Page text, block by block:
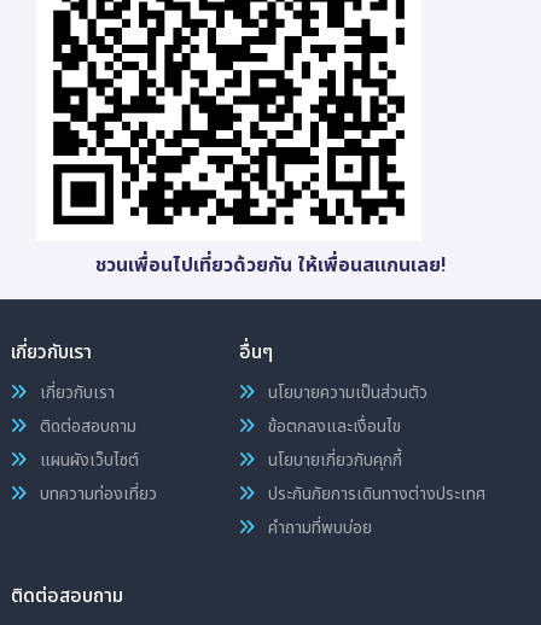
ชวนเพื่อนไปเที่ยวด้วยกัน ให้เพื่อนสแกนเลย!
เกี่ยวกับเรา
เกี่ยวกับเรา
ติดต่อสอบถาม
แผนผังเว็บไซต์
บทความท่องเที่ยว
อื่นๆ
นโยบายความเป็นส่วนตัว
ข้อตกลงและเงื่อนไข
นโยบายเกี่ยวกับคุกกี้
ประกันภัยการเดินทางต่างประเทศ
คำถามที่พบบ่อย
ติดต่อสอบถาม